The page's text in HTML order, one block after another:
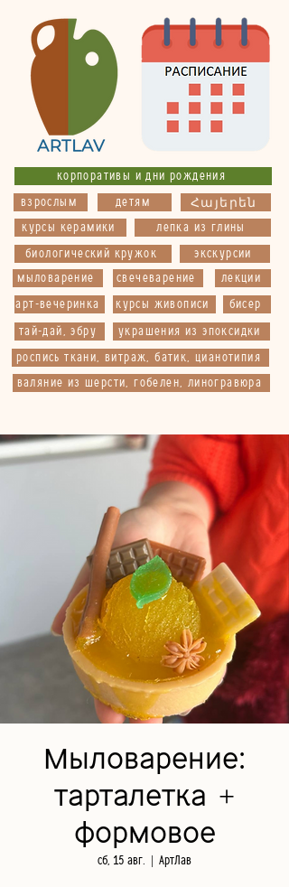
корпоративы и дни рождения
детям
взрослым Հայերեն
украшения из эпоксидки
мыловарение свечеварение
арт-вечеринка бисер
тай-дай, эбру
экскурсии
лепка из глины
роспись ткани, витраж, батик, цианотипия
курсы живописи
лекции
биологический кружок
курсы керамики
валяние из шерсти, гобелен, линогравюра
Мыловарение:
тарталетка +
формовое
сб, 15 авг. АртЛав